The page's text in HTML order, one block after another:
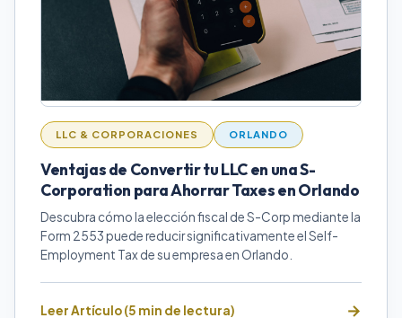
LLC & CORPORACIONES ORLANDO
Ventajas de Convertir tu LLC en una S-
Corporation para Ahorrar Taxes en Orlando
Descubra cómo la elección fiscal de S-Corp mediante la
Form 2553 puede reducir significativamente el Self-
Employment Tax de su empresa en Orlando.
Leer Artículo (5 min de lectura)